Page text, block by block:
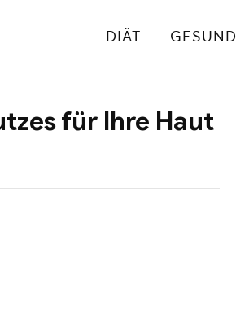
DIÄT GESUND
für Ihre Haut